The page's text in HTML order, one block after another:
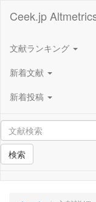
Ceek.jp
文献ランキング
新着文献
新着投稿
検索